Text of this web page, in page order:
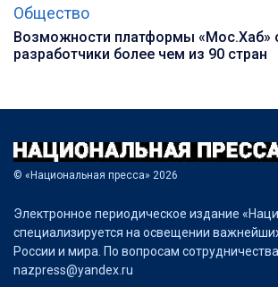
Общество
Возможности платформы «Мос.Хаб»
разработчики более чем из 90 стран
© «Национальная пресса» 2026
Электронное периодическое издание
специализируется на освещении
России и мира. По вопросам
nazpress@yandex.ru